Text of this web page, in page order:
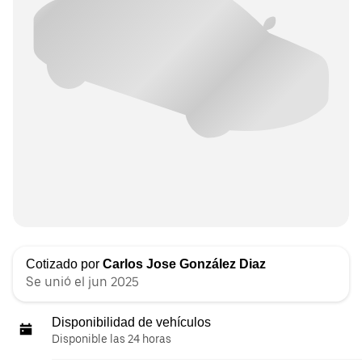
Cotizado por Carlos Jose González Diaz
Se unió el jun 2025
Disponibilidad de vehículos
Disponible las 24 horas